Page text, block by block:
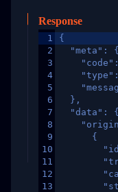
Response
1
2
3
4
5
6
7
8
9
10
11
12
13
{
  "meta": {
  },
  "data": {
      {